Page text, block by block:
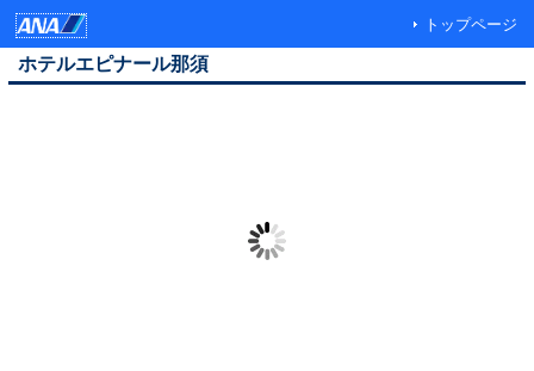
トップページ
ホテルエピナール那須